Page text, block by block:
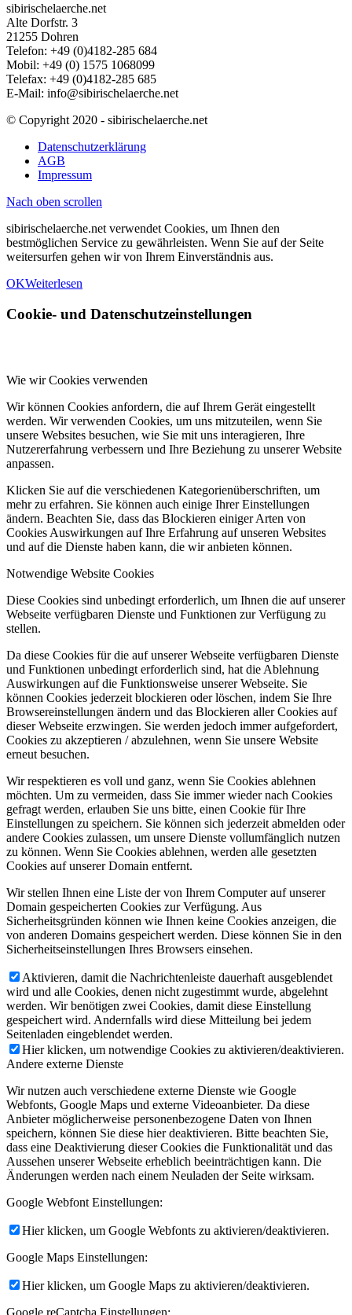
sibirischelaerche.net
Alte Dorfstr. 3
21255 Dohren
Telefon: +49 (0)4182-285 684
Mobil: +49 (0) 1575 1068099
Telefax: +49 (0)4182-285 685
E-Mail: info@sibirischelaerche.net
© Copyright 2020 - sibirischelaerche.net
Datenschutzerklärung
AGB
Impressum
Nach oben scrollen
sibirischelaerche.net verwendet Cookies, um Ihnen den
bestmöglichen Service zu gewährleisten. Wenn Sie auf der Seite
weitersurfen gehen wir von Ihrem Einverständnis aus.
OKWeiterlesen
Cookie- und Datenschutzeinstellungen
Wie wir Cookies verwenden
Wir können Cookies anfordern, die auf Ihrem Gerät eingestellt
werden. Wir verwenden Cookies, um uns mitzuteilen, wenn Sie
unsere Websites besuchen, wie Sie mit uns interagieren, Ihre
Nutzererfahrung verbessern und Ihre Beziehung zu unserer Website
anpassen.
Klicken Sie auf die verschiedenen Kategorienüberschriften, um
mehr zu erfahren. Sie können auch einige Ihrer Einstellungen
ändern. Beachten Sie, dass das Blockieren einiger Arten von
Cookies Auswirkungen auf Ihre Erfahrung auf unseren Websites
und auf die Dienste haben kann, die wir anbieten können.
Notwendige Website Cookies
Diese Cookies sind unbedingt erforderlich, um Ihnen die auf unserer
Webseite verfügbaren Dienste und Funktionen zur Verfügung zu
stellen.
Da diese Cookies für die auf unserer Webseite verfügbaren Dienste
und Funktionen unbedingt erforderlich sind, hat die Ablehnung
Auswirkungen auf die Funktionsweise unserer Webseite. Sie
können Cookies jederzeit blockieren oder löschen, indem Sie Ihre
Browsereinstellungen ändern und das Blockieren aller Cookies auf
dieser Webseite erzwingen. Sie werden jedoch immer aufgefordert,
Cookies zu akzeptieren / abzulehnen, wenn Sie unsere Website
erneut besuchen.
Wir respektieren es voll und ganz, wenn Sie Cookies ablehnen
möchten. Um zu vermeiden, dass Sie immer wieder nach Cookies
gefragt werden, erlauben Sie uns bitte, einen Cookie für Ihre
Einstellungen zu speichern. Sie können sich jederzeit abmelden oder
andere Cookies zulassen, um unsere Dienste vollumfänglich nutzen
zu können. Wenn Sie Cookies ablehnen, werden alle gesetzten
Cookies auf unserer Domain entfernt.
Wir stellen Ihnen eine Liste der von Ihrem Computer auf unserer
Domain gespeicherten Cookies zur Verfügung. Aus
Sicherheitsgründen können wie Ihnen keine Cookies anzeigen, die
von anderen Domains gespeichert werden. Diese können Sie in den
Sicherheitseinstellungen Ihres Browsers einsehen.
Aktivieren, damit die Nachrichtenleiste dauerhaft ausgeblendet
wird und alle Cookies, denen nicht zugestimmt wurde, abgelehnt
werden. Wir benötigen zwei Cookies, damit diese Einstellung
gespeichert wird. Andernfalls wird diese Mitteilung bei jedem
Seitenladen eingeblendet werden.
Hier klicken, um notwendige Cookies zu aktivieren/deaktivieren.
Andere externe Dienste
Wir nutzen auch verschiedene externe Dienste wie Google
Webfonts, Google Maps und externe Videoanbieter. Da diese
Anbieter möglicherweise personenbezogene Daten von Ihnen
speichern, können Sie diese hier deaktivieren. Bitte beachten Sie,
dass eine Deaktivierung dieser Cookies die Funktionalität und das
Aussehen unserer Webseite erheblich beeinträchtigen kann. Die
Änderungen werden nach einem Neuladen der Seite wirksam.
Google Webfont Einstellungen:
Hier klicken, um Google Webfonts zu aktivieren/deaktivieren.
Google Maps Einstellungen:
Hier klicken, um Google Maps zu aktivieren/deaktivieren.